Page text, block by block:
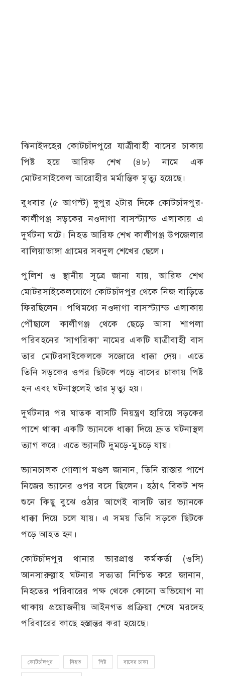
ঝিনাইদহের কোটচাঁদপুরে যাত্রীবাহী বাসের চাকায়
পিষ্ট হয়ে আরিফ শেখ (৪৮) নামে এক
মোটরসাইকেল আরোহীর মর্মান্তিক মৃত্যু হয়েছে।
বুধবার (৫ আগস্ট) দুপুর ২টার দিকে কোটচাঁদপুর-
কালীগঞ্জ সড়কের নওদাগা বাসস্ট্যান্ড এলাকায় এ
দুর্ঘটনা ঘটে।নিহত আরিফ শেখ কালীগঞ্জ উপজেলার
বালিয়াডাঙ্গা গ্রামের সবদুল শেখের ছেলে।
পুলিশ ও স্থানীয় সূত্রে জানা যায়, আরিফ শেখ
মোটরসাইকেলযোগে কোটচাঁদপুর থেকে নিজ বাড়িতে
ফিরছিলেন। পথিমধ্যে নওদাগা বাসস্ট্যান্ড এলাকায়
পৌঁছালে কালীগঞ্জ থেকে ছেড়ে আসা শাপলা
পরিবহনের ‘সাগরিকা’ নামের একটি যাত্রীবাহী বাস
তার মোটরসাইকেলকে সজোরে ধাক্কা দেয়। এতে
তিনি সড়কের ওপর ছিটকে পড়ে বাসের চাকায় পিষ্ট
হন এবং ঘটনাস্থলেই তার মৃত্যু হয়।
দুর্ঘটনার পর ঘাতক বাসটি নিয়ন্ত্রণ হারিয়ে সড়কের
পাশে থাকা একটি ভ্যানকে ধাক্কা দিয়ে দ্রুত ঘটনাস্থল
ত্যাগ করে। এতে ভ্যানটি দুমড়ে-মুচড়ে যায়।
ভ্যানচালক গোলাপ মণ্ডল জানান, তিনি রাস্তার পাশে
নিজের ভ্যানের ওপর বসে ছিলেন। হঠাৎ বিকট শব্দ
শুনে কিছু বুঝে ওঠার আগেই বাসটি তার ভ্যানকে
ধাক্কা দিয়ে চলে যায়। এ সময় তিনি সড়কে ছিটকে
পড়ে আহত হন।
কোটচাঁদপুর থানার ভারপ্রাপ্ত কর্মকর্তা (ওসি)
আনসারুল্লাহ ঘটনার সত্যতা নিশ্চিত করে জানান,
নিহতের পরিবারের পক্ষ থেকে কোনো অভিযোগ না
থাকায় প্রয়োজনীয় আইনগত প্রক্রিয়া শেষে মরদেহ
পরিবারের কাছে হস্তান্তর করা হয়েছে।
কোটচাঁদপুর নিহত পিষ্ট বাসের চাকা